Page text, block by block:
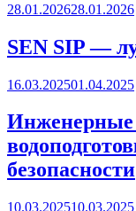
28.01.202628.01.2026
SEN SIP —
16.03.202501.04.2025
безопасности
10.03.202510.03.2025